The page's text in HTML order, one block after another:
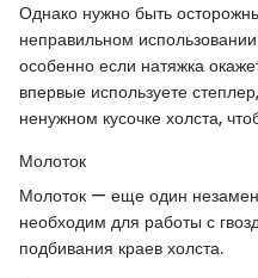
Однако нужно быть
неправильном
особенно если натяжка
впервые используете
ненужном кусочке холста,
Молоток
Молоток — еще один
необходим для работы с
подбивания краев холста.